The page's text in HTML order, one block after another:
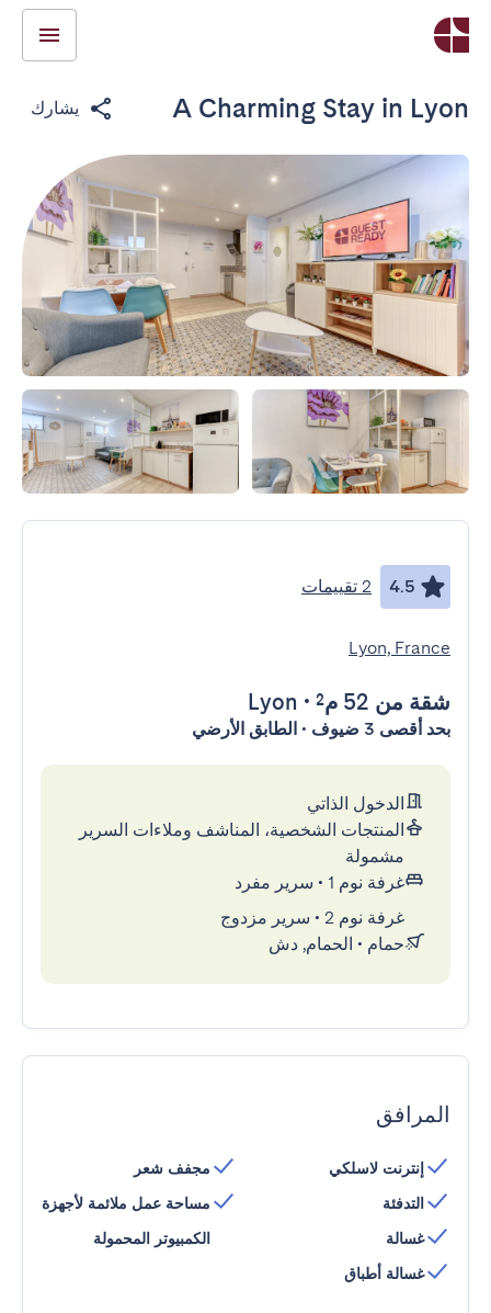
A Charming Stay in Lyon يشارك
4.5 2 تقييمات
Lyon, France
شقة من 52 م² •
Lyon
بحد أقصى 3 ضيوف • الطابق الأرضي
الدخول الذاتي
المنتجات الشخصية، المناشف وملاءات السرير
مشمولة
غرفة نوم 1
• سرير مفرد
غرفة نوم 2
• سرير مزدوج
حمام • الحمام, دش
المرافق
إنترنت لاسلكي
التدفئة
غسالة
غسالة أطباق
مجفف شعر
مساحة عمل ملائمة لأجهزة
الكمبيوتر المحمولة